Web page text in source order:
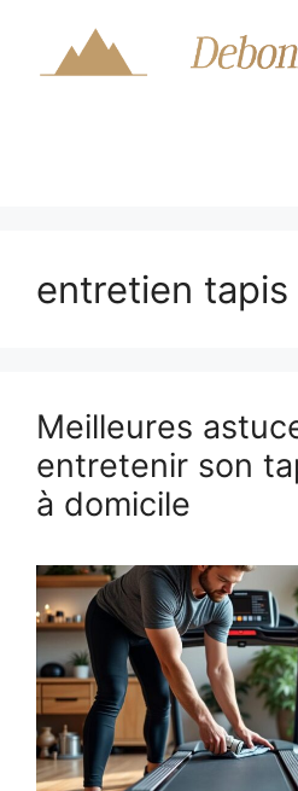
contenu
entretien
Meilleures
entretenir son
à domicile